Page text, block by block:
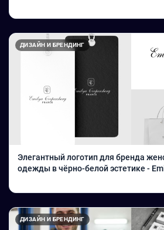
ДИЗАЙН И БРЕНДИНГ
Элегантный логотип для бренда
одежды в чёрно-белой эстетике -
ДИЗАЙН И БРЕНДИНГ